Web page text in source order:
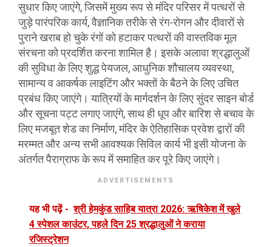
सुधार किए जाएंगे, जिसमें मुख्य रूप से मंदिर परिसर में पत्थरों से
जुड़े पारंपरिक कार्य, वैज्ञानिक तरीके से रंग-रोगन और दीवारों से
पुराने खराब हो चुके रंगों को हटाकर पत्थरों की वास्तविक मूल
संरचना को प्रदर्शित करना शामिल है। इसके अलावा श्रद्धालुओं
की सुविधा के लिए शुद्ध पेयजल, आधुनिक शौचालय व्यवस्था,
सामान्य व आकर्षक लाइटिंग और भक्तों के बैठने के लिए उचित
प्रबंध किए जाएंगे। यात्रियों के मार्गदर्शन के लिए सुंदर साइन बोर्ड
और सूचना पट्ट लगाए जाएंगे, साथ ही धूप और बारिश से बचाव के
लिए मजबूत शेड का निर्माण, मंदिर के ऐतिहासिक प्रवेश द्वारों की
मरम्मत और अन्य सभी आवश्यक सिविल कार्य भी इसी योजना के
अंतर्गत पैराग्राफ के रूप में समाहित कर पूरे किए जाएंगे।
ADVERTISEMENTS
यह भी पढ़ें - श्री हेमकुंड साहिब यात्रा 2026: ऋषिकेश में खुले
4 स्पेशल काउंटर, पहले दिन 25 श्रद्धालुओं ने कराया
रजिस्ट्रेशन